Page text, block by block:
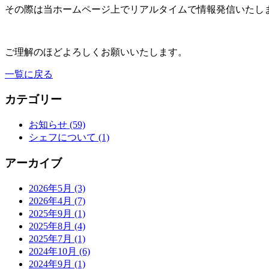
その際は当ホームページ上でリアルタイムで情報発信いたし
ご理解のほどよろしくお願いいたします。
一覧に戻る
カテゴリー
お知らせ (59)
シェフについて (1)
アーカイブ
2026年5月 (3)
2026年4月 (7)
2025年9月 (1)
2025年8月 (4)
2025年7月 (1)
2024年10月 (6)
2024年9月 (1)